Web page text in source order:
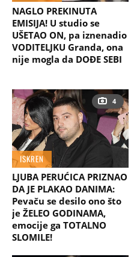
NAGLO PREKINUTA
EMISIJA! U studio se
UŠETAO ON, pa iznenadio
VODITELJKU Granda, ona
nije mogla da DOĐE SEBI
4
ISKREN
LJUBA PERUĆICA PRIZNAO
DA JE PLAKAO DANIMA:
Pevaču se desilo ono što
je ŽELEO GODINAMA,
emocije ga TOTALNO
SLOMILE!